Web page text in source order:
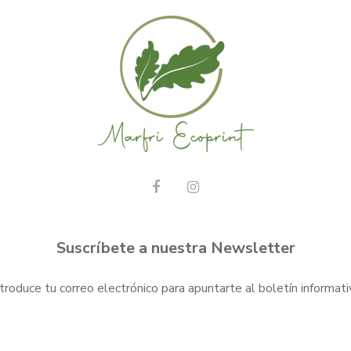
Suscríbete a nuestra Newsletter
tu correo electrónico para apuntarte al boletín